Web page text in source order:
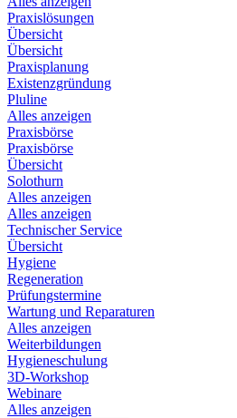
Praxislösungen
Übersicht
Übersicht
Praxisplanung
Existenzgründung
Pluline
Alles anzeigen
Praxisbörse
Praxisbörse
Übersicht
Solothurn
Alles anzeigen
Alles anzeigen
Technischer Service
Übersicht
Hygiene
Regeneration
Prüfungstermine
Wartung und Reparaturen
Alles anzeigen
Weiterbildungen
Hygieneschulung
3D-Workshop
Webinare
Alles anzeigen